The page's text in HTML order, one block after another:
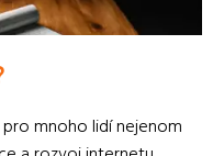
mnoho lidí nejenom